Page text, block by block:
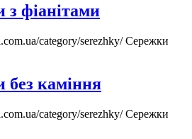
з фіанітами
category/serezhky/Сережки
без каміння
category/serezhky/Сережки